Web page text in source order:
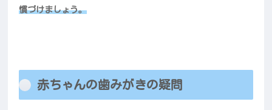
慣づけましょう。
赤ちゃんの歯みがきの疑問